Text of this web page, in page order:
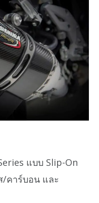
แบบ Slip-On
/คาร์บอน และ